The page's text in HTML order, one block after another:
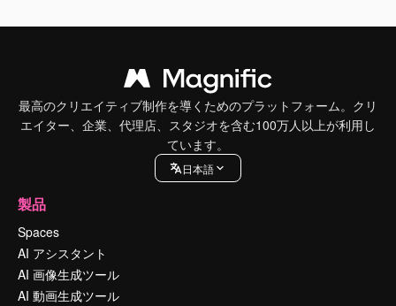
最高のクリエイティブ制作を導くためのプラットフォーム。クリ
エイター、企業、代理店、スタジオを含む100万人以上が利用し
ています。
日本語
製品
Spaces
AI アシスタント
AI 画像生成ツール
AI 動画生成ツール